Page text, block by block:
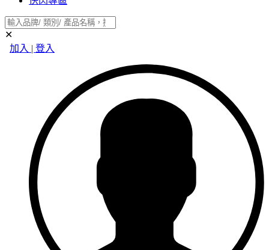
✕
加入 | 登入